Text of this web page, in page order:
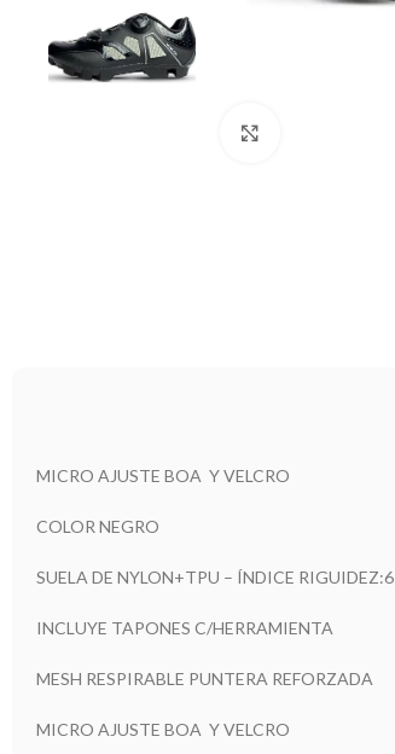
MICRO AJUSTE BOA Y VELCRO
COLOR NEGRO
SUELA DE NYLON+TPU – ÍNDICE RIGUIDEZ:6
INCLUYE TAPONES C/HERRAMIENTA
MESH RESPIRABLE PUNTERA REFORZADA
MICRO AJUSTE BOA Y VELCRO